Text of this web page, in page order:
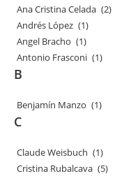
Ana Cristina Celada (2)
Andrés López (1)
Angel Bracho (1)
Antonio Frasconi (1)
B
Benjamín Manzo (1)
C
Claude Weisbuch (1)
Cristina Rubalcava (5)